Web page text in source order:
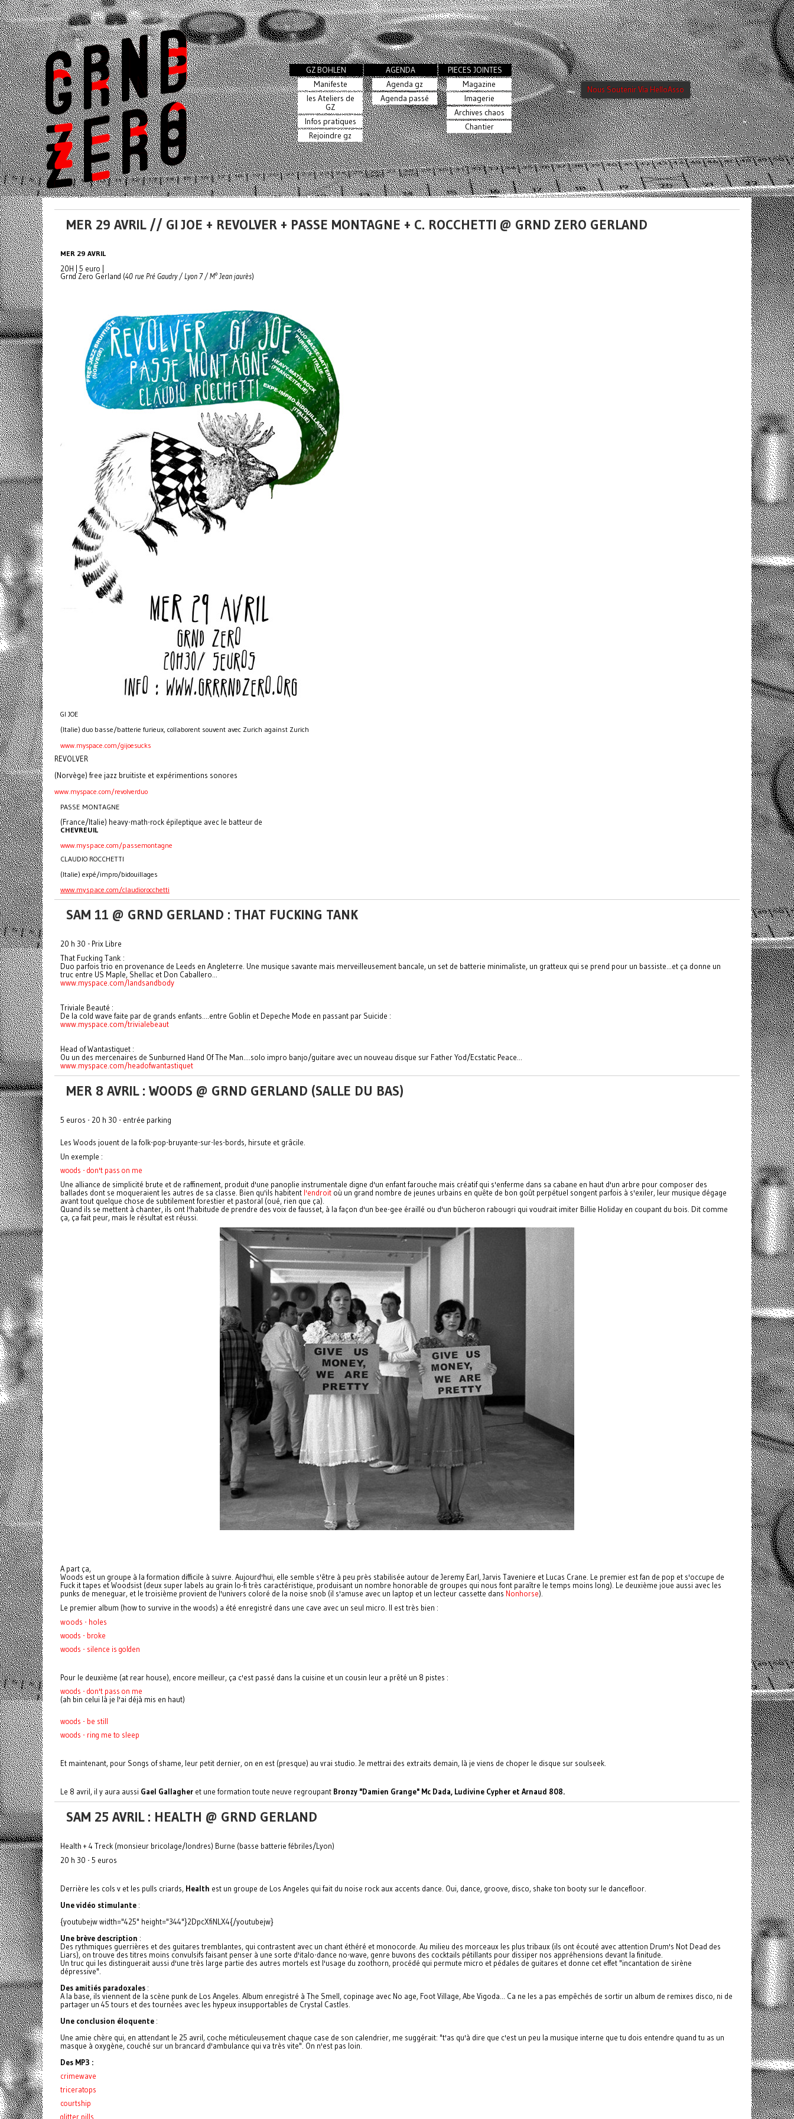
GZ BOHLEN
Manifeste
les Ateliers de
GZ
Infos pratiques
Rejoindre gz
AGENDA
Agenda gz
Agenda passé
PIECES JOINTES
Magazine
Imagerie
Archives chaos
Chantier
Nous Soutenir Via HelloAsso
MER 29 AVRIL // GI JOE + REVOLVER + PASSE MONTAGNE + C. ROCCHETTI @ GRND ZERO GERLAND
MER 29 AVRIL
20H | 5 euro |
Grnd Zero Gerland (40 rue Pré Gaudry / Lyon 7 / M° Jean jaurès)
GI JOE
(Italie) duo basse/batterie furieux, collaborent souvent avec Zurich against Zurich
www.myspace.com/gijoesucks
REVOLVER
(Norvège) free jazz bruitiste et expérimentions sonores
www.myspace.com/revolverduo
PASSE MONTAGNE
(France/Italie) heavy-math-rock épileptique avec le batteur de
CHEVREUIL
www.myspace.com/passemontagne
CLAUDIO ROCCHETTI
(Italie) expé/impro/bidouillages
www.myspace.com/claudiorocchetti
SAM 11 @ GRND GERLAND : THAT FUCKING TANK
20 h 30 - Prix Libre
That Fucking Tank :
Duo parfois trio en provenance de Leeds en Angleterre. Une musique savante mais merveilleusement bancale, un set de batterie minimaliste, un gratteux qui se prend pour un bassiste...et ça donne un
truc entre US Maple, Shellac et Don Caballero...
www.myspace.com/landsandbody
Triviale Beauté :
De la cold wave faite par de grands enfants....entre Goblin et Depeche Mode en passant par Suicide :
www.myspace.com/trivialebeaut
Head of Wantastiquet :
Ou un des mercenaires de Sunburned Hand Of The Man....solo impro banjo/guitare avec un nouveau disque sur Father Yod/Ecstatic Peace...
www.myspace.com/headofwantastiquet
MER 8 AVRIL : WOODS @ GRND GERLAND (SALLE DU BAS)
5 euros - 20 h 30 - entrée parking
Les Woods jouent de la folk-pop-bruyante-sur-les-bords, hirsute et grâcile.
Un exemple :
woods - don't pass on me
Une alliance de simplicité brute et de raffinement, produit d'une panoplie instrumentale digne d'un enfant farouche mais créatif qui s'enferme dans sa cabane en haut d'un arbre pour composer des
ballades dont se moqueraient les autres de sa classe. Bien qu'ils habitent l'endroit où un grand nombre de jeunes urbains en quête de bon goût perpétuel songent parfois à s'exiler, leur musique dégage
avant tout quelque chose de subtilement forestier et pastoral (oué, rien que ça).
Quand ils se mettent à chanter, ils ont l'habitude de prendre des voix de fausset, à la façon d'un bee-gee éraillé ou d'un bûcheron rabougri qui voudrait imiter Billie Holiday en coupant du bois. Dit comme
ça, ça fait peur, mais le résultat est réussi.
A part ça,
Woodsest un groupe à la formation difficile à suivre. Aujourd'hui, elle semble s'être à peu près stabilisée autour de Jeremy Earl, Jarvis Taveniere et Lucas Crane. Le premier est fan de pop et s'occupe de
Fuck it tapes et Woodsist (deux super labels au grain lo-fi très caractéristique, produisant un nombre honorable de groupes qui nous font paraître le temps moins long). Le deuxième joue aussi avec les
punks de meneguar, et le troisième provient de l'univers coloré de la noise snob (il s'amuse avec un laptop et un lecteur cassette dans Nonhorse).
Le premier album (how to survive in the woods) a été enregistré dans une cave avec un seul micro. Il est très bien :
woods - holes
woods - broke
woods - silence is golden
Pour le deuxième (at rear house), encore meilleur, ça c'est passé dans la cuisine et un cousin leur a prêté un 8 pistes :
woods - don't pass on me
(ah bin celui là je l'ai déjà mis en haut)
woods - be still
woods - ring me to sleep
Et maintenant, pour Songs of shame, leur petit dernier, on en est (presque) au vrai studio. Je mettrai des extraits demain, là je viens de choper le disque sur soulseek.
Le 8 avril, il y aura aussi Gael Gallagher et une formation toute neuve regroupant Bronzy "Damien Grange" Mc Dada, Ludivine Cypher et Arnaud 808.
SAM 25 AVRIL : HEALTH @ GRND GERLAND
Health + 4 Treck (monsieur bricolage/londres) Burne (basse batterie fébriles/Lyon)
20 h 30 - 5 euros
Derrière les cols v et les pulls criards, Health est un groupe de Los Angeles qui fait du noise rock aux accents dance. Oui, dance, groove, disco, shake ton booty sur le dancefloor.
Une vidéo stimulante :
{youtubejw width="425" height="344"}2DpcXfiNLX4{/youtubejw}
Une brève description :
Des rythmiques guerrières et des guitares tremblantes, qui contrastent avec un chant éthéré et monocorde. Au milieu des morceaux les plus tribaux (ils ont écouté avec attention Drum's Not Dead des
Liars), on trouve des titres moins convulsifs faisant penser à une sorte d'italo-dance no-wave, genre buvons des cocktails pétillants pour dissiper nos appréhensions devant la finitude.
Un truc qui les distinguerait aussi d'une très large partie des autres mortels est l'usage du zoothorn, procédé qui permute micro et pédales de guitares et donne cet effet "incantation de sirène
dépressive".
Des amitiés paradoxales :
A la base, ils viennent de la scène punk de Los Angeles. Album enregistré à The Smell, copinage avec No age, Foot Village, Abe Vigoda... Ca ne les a pas empêchés de sortir un album de remixes disco, ni de
partager un 45 tours et des tournées avec les hypeux insupportables de Crystal Castles.
Une conclusion éloquente :
Une amie chère qui, en attendant le 25 avril, coche méticuleusement chaque case de son calendrier, me suggérait: "t'as qu'à dire que c'est un peu la musique interne que tu dois entendre quand tu as un
masque à oxygène, couché sur un brancard d'ambulance qui va très vite". On n'est pas loin.
Des MP3 :
crimewave
triceratops
courtship
glitter pills